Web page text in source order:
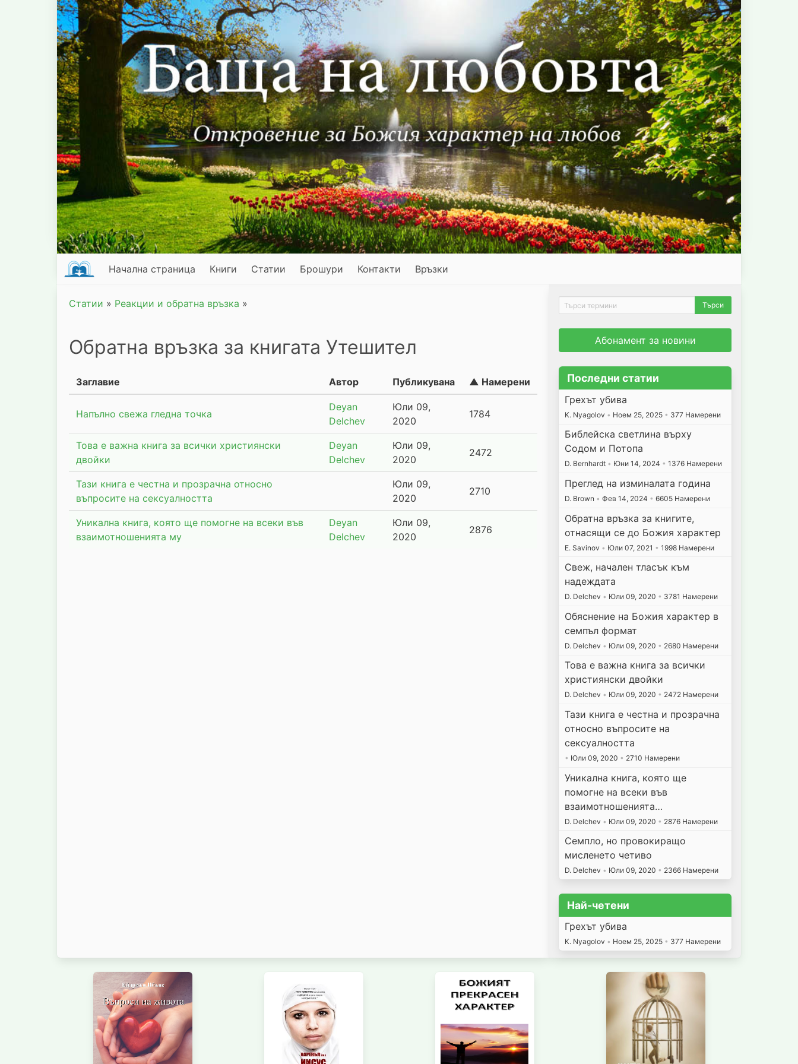
Начална страница Книги Статии Брошури Контакти Връзки
Статии » Реакции и обратна връзка »
Обратна връзка за книгата Утешител
Заглавие Автор Публикувана ▲ Намерени
Напълно свежа гледна точка
Deyan
Delchev
Юли 09,
2020
1784
Това е важна книга за всички християнски
двойки
Deyan
Delchev
Юли 09,
2020
2472
Тази книга е честна и прозрачна относно
въпросите на сексуалността
Юли 09,
2020
2710
Уникална книга, която ще помогне на всеки във
взаимотношенията му
Deyan
Delchev
Юли 09,
2020
2876
Абонамент за новини
Последни статии
Грехът убива
K. Nyagolov • Ноем 25, 2025 • 377 Намерени
Библейска светлина върху
Содом и Потопа
D. Bernhardt • Юни 14, 2024 • 1376 Намерени
Преглед на изминалата година
D. Brown • Фев 14, 2024 • 6605 Намерени
Обратна връзка за книгите,
отнасящи се до Божия характер
E. Savinov • Юли 07, 2021 • 1998 Намерени
Свеж, начален тласък към
надеждата
D. Delchev • Юли 09, 2020 • 3781 Намерени
Обяснение на Божия характер в
семпъл формат
D. Delchev • Юли 09, 2020 • 2680 Намерени
Това е важна книга за всички
християнски двойки
D. Delchev • Юли 09, 2020 • 2472 Намерени
Тази книга е честна и прозрачна
относно въпросите на
сексуалността
• Юли 09, 2020 • 2710 Намерени
Уникална книга, която ще
помогне на всеки във
взаимотношенията…
D. Delchev • Юли 09, 2020 • 2876 Намерени
Семпло, но провокиращо
мисленето четиво
D. Delchev • Юли 09, 2020 • 2366 Намерени
Най-четени
Грехът убива
K. Nyagolov • Ноем 25, 2025 • 377 Намерени